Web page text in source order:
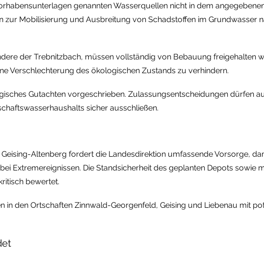
genannten Wasserquellen nicht in dem
zur Mobilisierung und Ausbreitung von Schadstoffen im Grundwasser
der Trebnitzbach, müssen vollständig von Bebauung freigehalten
Verschlechterung des ökologischen Zustands zu verhindern.
Gutachten vorgeschrieben. Zulassungsentscheidungen dürfen
sicher ausschließen.
Altenberg fordert die Landesdirektion umfassende Vorsorge,
Extremereignissen. Die Standsicherheit des geplanten Depots sowie
bewertet.
den Ortschaften Zinnwald-Georgenfeld, Geising und Liebenau mit